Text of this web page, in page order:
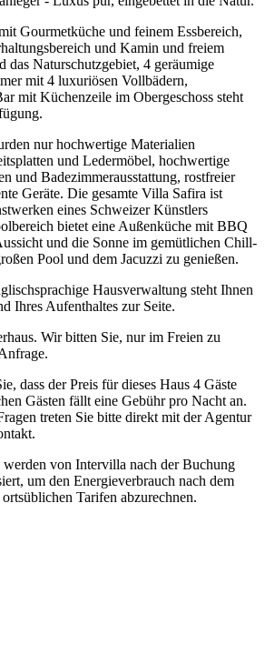
Gourmetküche und feinem Essbereich,
und Kamin und freiem
Naturschutzgebiet, 4 geräumige
mit 4 luxuriösen Vollbädern,
mit Küchenzeile im Obergeschoss steht
nur hochwertige Materialien
und Ledermöbel, hochwertige
und Badezimmerausstattung, rostfreier
Geräte. Die gesamte Villa Safira ist
eines Schweizer Künstlers
bietet eine Außenküche mit BBQ
und die Sonne im gemütlichen Chill-
Pool und dem Jacuzzi zu genießen.
Hausverwaltung steht Ihnen
Ihres Aufenthaltes zur Seite.
Wir bitten Sie, nur im Freien zu
dass der Preis für dieses Haus 4 Gäste
Gästen fällt eine Gebühr pro Nacht an.
treten Sie bitte direkt mit der Agentur
von Intervilla nach der Buchung
um den Energieverbrauch nach dem
Tarifen abzurechnen.